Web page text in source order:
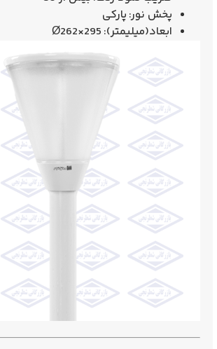
پخش نور: پاركی
ابعاد(ميليمتر): Ø262×295